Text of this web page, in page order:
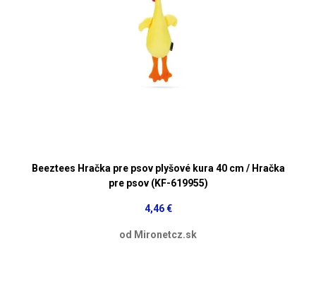
Beeztees Hračka pre psov plyšové kura 40 cm / Hračka
pre psov (KF-619955)
4,46 €
od Mironetcz.sk